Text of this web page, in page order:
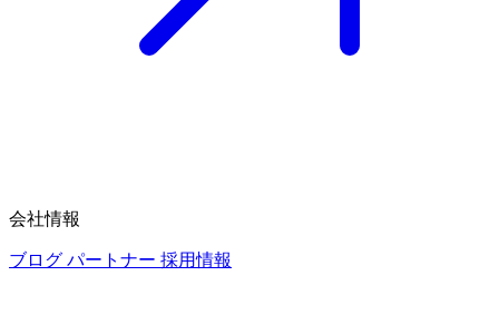
会社情報
ブログ パートナー 採用情報